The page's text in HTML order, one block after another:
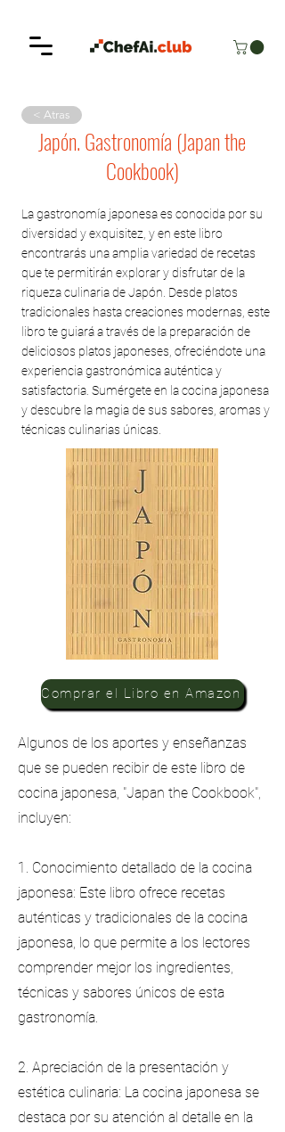
< Atras
Japón. Gastronomía (Japan the
Cookbook)
La gastronomía japonesa es conocida por su
diversidad y exquisitez, y en este libro
encontrarás una amplia variedad de recetas
que te permitirán explorar y disfrutar de la
riqueza culinaria de Japón. Desde platos
tradicionales hasta creaciones modernas, este
libro te guiará a través de la preparación de
deliciosos platos japoneses, ofreciéndote una
experiencia gastronómica auténtica y
satisfactoria. Sumérgete en la cocina japonesa
y descubre la magia de sus sabores, aromas y
técnicas culinarias únicas.
Comprar el Libro en Amazon
Algunos de los aportes y enseñanzas
que se pueden recibir de este libro de
cocina japonesa, "Japan the Cookbook",
incluyen:
1. Conocimiento detallado de la cocina
japonesa: Este libro ofrece recetas
auténticas y tradicionales de la cocina
japonesa, lo que permite a los lectores
comprender mejor los ingredientes,
técnicas y sabores únicos de esta
gastronomía.
2. Apreciación de la presentación y
estética culinaria: La cocina japonesa se
destaca por su atención al detalle en la